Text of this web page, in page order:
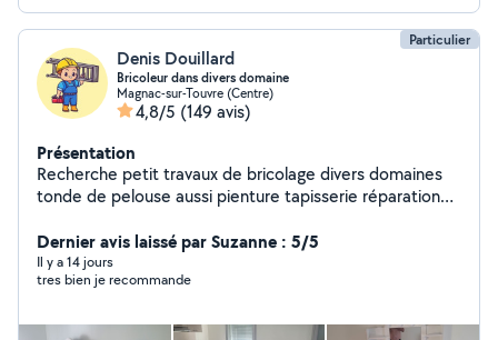
Particulier
Denis Douillard
Bricoleur dans divers domaine
Magnac-sur-Touvre (Centre)
4,8/5 (149 avis)
Présentation
Recherche petit travaux de bricolage divers domaines
tonde de pelouse aussi pienture tapisserie réparation
ventilateur au plafond,installation robot tondeuse etc.
Dernier avis laissé par Suzanne : 5/5
Il y a 14 jours
tres bien je recommande